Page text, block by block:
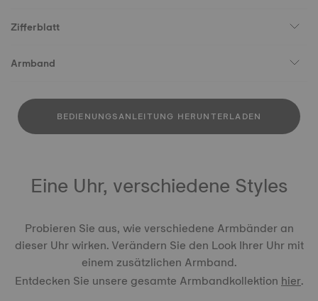
Zifferblatt
Armband
BEDIENUNGSANLEITUNG HERUNTERLADEN
Eine Uhr, verschiedene Styles
Probieren Sie aus, wie verschiedene Armbänder an
dieser Uhr wirken. Verändern Sie den Look Ihrer Uhr mit
einem zusätzlichen Armband.
Entdecken Sie unsere gesamte Armbandkollektionhier.